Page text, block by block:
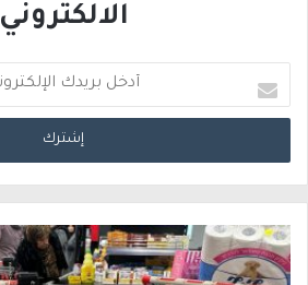
الالكتروني
د
خ
ب
ر